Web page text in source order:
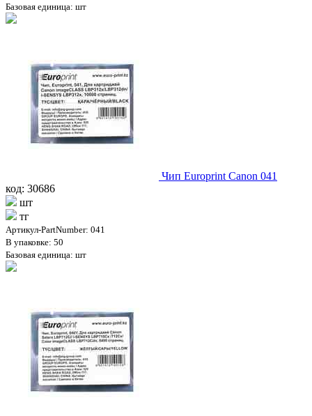
Базовая единица: шт
Чип Europrint Canon 041
код: 30686
шт
тг
Артикул-PartNumber: 041
В упаковке: 50
Базовая единица: шт